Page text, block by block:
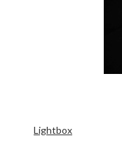
Lightbox